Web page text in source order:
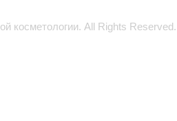
косметологии. All Rights Reserved.